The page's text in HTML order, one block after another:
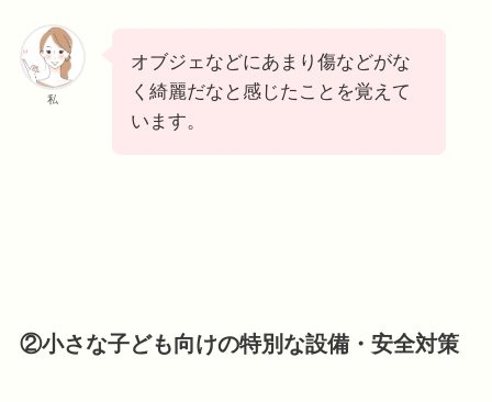
私
オブジェなどにあまり傷などがな
く綺麗だなと感じたことを覚えて
います。
②小さな子ども向けの特別な設備・安全対策